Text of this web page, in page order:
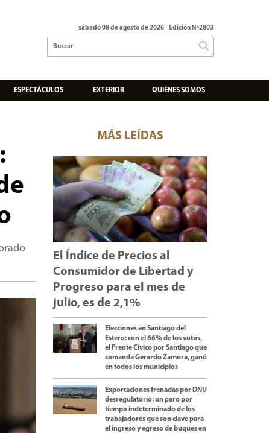
sábado 08 de agosto de 2026- Edición Nº2803
ESPECTÁCULOS EXTERIOR QUIÉNES SOMOS
MÁS LEÍDAS
El Índice de Precios al
Consumidor de Libertad y
Progreso para el mes de
julio, es de 2,1%
Elecciones en Santiago del
Estero: con el 66% de los votos,
el Frente Cívico por Santiago que
comanda Gerardo Zamora, ganó
en todos los municipios
Exportaciones frenadas por DNU
desregulatorio: un paro por
tiempo indeterminado de los
trabajadores que son clave para
el ingreso y egreso de buques en